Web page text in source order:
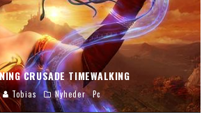
CRUSADE TIMEWALKING
Tobias Nyheder Pc